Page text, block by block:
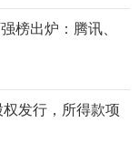
榜出炉：腾讯、
发行，所得款项